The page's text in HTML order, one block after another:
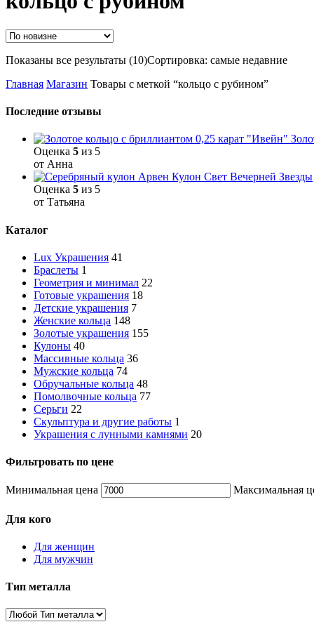
Показаны все результаты (10)Сортировка: самые недавние
Главная Магазин Товары с меткой “кольцо с рубином”
Последние отзывы
Оценка 5 из 5
от Анна
Кулон Свет Вечерней Звезды
Оценка 5 из 5
от Татьяна
Каталог
Lux Украшения 41
Браслеты 1
Геометрия и минимал 22
Готовые украшения 18
Детские украшения 7
Женские кольца 148
Золотые украшения 155
Кулоны 40
Массивные кольца 36
Мужские кольца 74
Обручальные кольца 48
Помолвочные кольца 77
Серьги 22
Скульптура и другие работы 1
Украшения с лунными камнями 20
Фильтровать по цене
Минимальная цена Максимальная
Для кого
Для женщин
Для мужчин
Тип металла